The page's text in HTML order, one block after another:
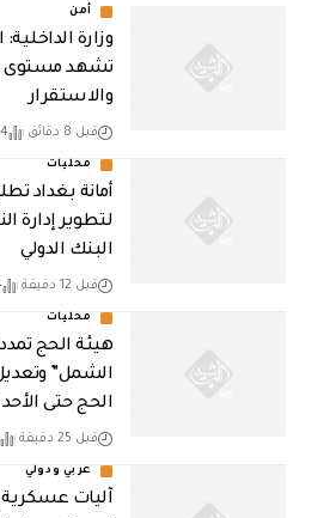
أمن
وزارة
تشهد مستوى
والاستقرار
قبل 8 دقائق 4 مشاهدات
محليات
أمانة بغداد
لتطوير إدارة
البنك الدولي
قبل 12 دقيقة 4
محليات
هيئة الحج
الشمل”
الحج حتى
قبل 25 دقيقة
عربي ودولي
آليات عسكرية